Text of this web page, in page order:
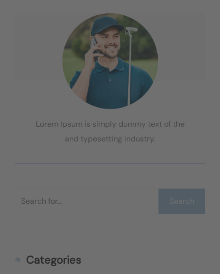
Lorem Ipsum is simply dummy text of the
and typesetting industry.
Search
Categories